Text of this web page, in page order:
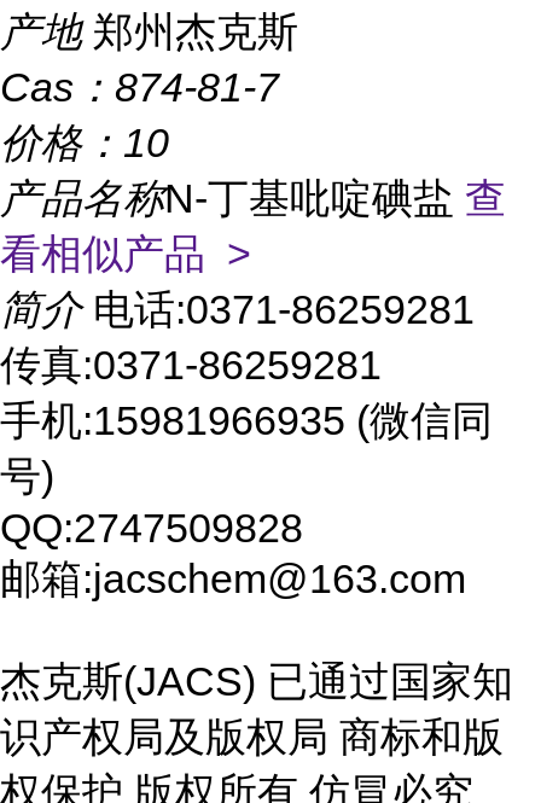
产地 郑州杰克斯
Cas： 874-81-7
价格： 10
产品名称N-丁基吡啶碘盐 查
看相似产品 >
简介 电话:0371-86259281
传真:0371-86259281
手机:15981966935 (微信同
号)
QQ:2747509828
邮箱:jacschem@163.com
杰克斯(JACS) 已通过国家知
识产权局及版权局 商标和版
权保护 版权所有 仿冒必究